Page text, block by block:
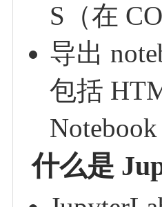
S（在
导出
包括
什么是